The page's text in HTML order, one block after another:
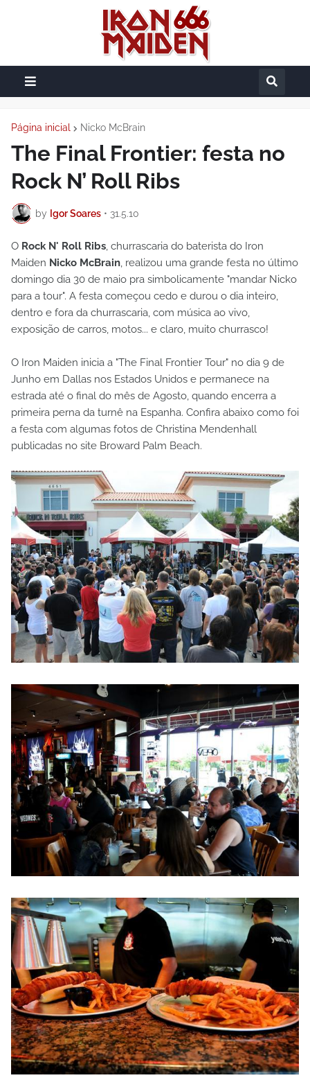
Página inicial Nicko McBrain
The Final Frontier: festa no
Rock N’ Roll Ribs
by Igor Soares • 31.5.10
O Rock N' Roll Ribs, churrascaria do baterista do Iron
Maiden Nicko McBrain, realizou uma grande festa no último
domingo dia 30 de maio pra simbolicamente "mandar Nicko
para a tour". A festa começou cedo e durou o dia inteiro,
dentro e fora da churrascaria, com música ao vivo,
exposição de carros, motos... e claro, muito churrasco!
O Iron Maiden inicia a "The Final Frontier Tour" no dia 9 de
Junho em Dallas nos Estados Unidos e permanece na
estrada até o final do mês de Agosto, quando encerra a
primeira perna da turnê na Espanha. Confira abaixo como foi
a festa com algumas fotos de Christina Mendenhall
publicadas no site Broward Palm Beach.